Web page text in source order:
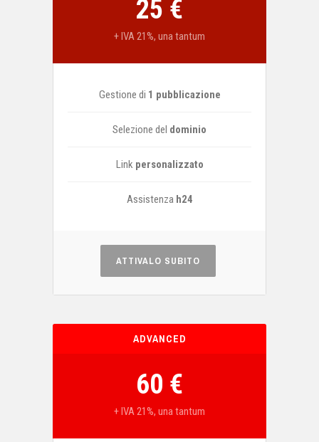
25 €
+ IVA 21%, una tantum
Gestione di 1 pubblicazione
Selezione del dominio
Link personalizzato
Assistenzah24
ATTIVALO SUBITO
ADVANCED
60 €
+ IVA 21%, una tantum